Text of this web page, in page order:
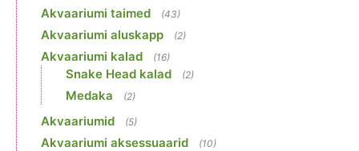
Akvaariumi taimed (43)
Akvaariumi aluskapp (2)
Akvaariumi kalad (16)
Snake Head kalad (2)
Medaka (2)
Akvaariumid (5)
Akvaariumi aksessuaarid (10)